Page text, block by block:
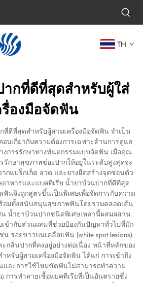
TH
กที่ดีที่สุดสำหรับผู้ใส่
รื่องมือจัดฟัน
ที่ดีที่สุดสำหรับผู้สวมเครื่องมือจัดฟัน จำเป็น
บเกี่ยวกับความต้องการเฉพาะด้านการดูแล
งการรักษาทางทันตกรรมแบบจัดฟัน เมื่อคุณ
รักษาสุขภาพช่องปากให้อยู่ในระดับสูงสุดจะ
กแบร็กเก็ต ลวด และยางยืดสร้างจุดซ่อนตัว
าหารและแบคทีเรีย น้ำยาบ้วนปากที่ดีที่สุด
ฟันจึงถูกสูตรขึ้นเป็นพิเศษเพื่อจัดการกับความ
อมทั้งสนับสนุนสุขภาพฟันโดยรวมตลอดเส้น
น้ำยาบ้วนปากชนิดพิเศษเหล่านี้ผสมผสาน
ข้ากับส่วนผสมที่ช่วยป้องกันปัญหาทั่วไปที่มัก
รอยขาวบนเคลือบฟัน (white spot lesions)
ะกลิ่นปากที่คงอยู่อย่างต่อเนื่อง หน้าที่หลักของ
หรับผู้สวมเครื่องมือจัดฟัน ได้แก่ การเข้าถึง
ละการใช้ไหมขัดฟันไม่สามารถทำความ
การทำลายเชื้อแบคทีเรียที่เป็นอันตรายซึ่ง